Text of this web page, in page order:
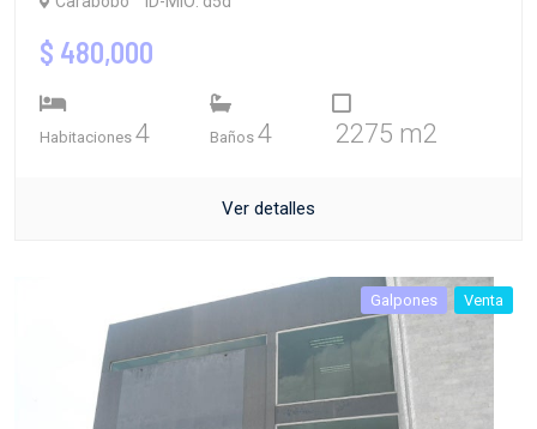
$ 480,000
Habitaciones 4 Baños 4 2275 m2
Ver detalles
Galpones Venta